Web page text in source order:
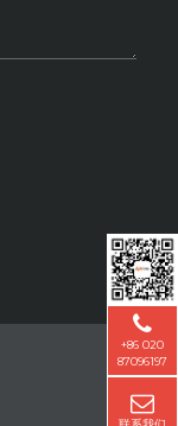
+86 020
87096197